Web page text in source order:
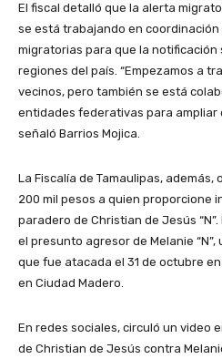
El fiscal detalló que la alerta
se está trabajando en
migratorias para que la notificación
regiones del país. “Empezamos a
vecinos, pero también se está
entidades federativas para ampliar
señaló Barrios Mojica.
La Fiscalía de Tamaulipas,
200 mil pesos a quien proporcione
paradero de Christian de Jesús
el presunto agresor de Melanie
que fue atacada el 31 de octubre
en Ciudad Madero.
En redes sociales, circuló un video
de Christian de Jesús contra